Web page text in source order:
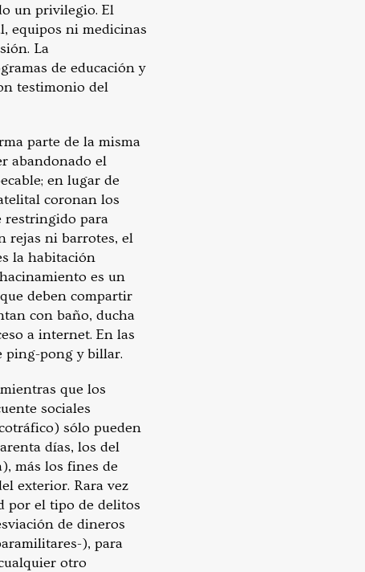
un privilegio. El
equipos ni medicinas
La
de educación y
testimonio del
parte de la misma
abandonado el
en lugar de
coronan los
restringido para
rejas ni barrotes, el
la habitación
es un
deben compartir
con baño, ducha
a internet. En las
ping-pong y billar.
que los
sociales
sólo pueden
días, los del
más los fines de
exterior. Rara vez
por el tipo de delitos
de dineros
), para
otro